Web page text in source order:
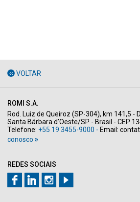
VOLTAR
REDES SOCIAIS
ROMI S.A.
Rod. Luiz de Queiroz (SP-304), km 141,5 -
Santa Bárbara d’Oeste/SP - Brasil - CEP
Telefone: +55 19 3455-9000 - Email:
conosco